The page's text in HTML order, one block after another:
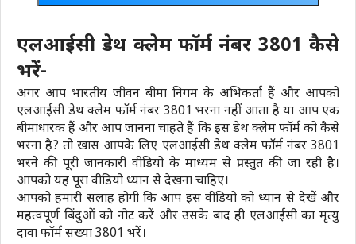
एलआईसी डेथ क्लेम फॉर्म नंबर 3801 कैसे
भरें-
अगर आप भारतीय जीवन बीमा निगम के अभिकर्ता हैं और आपको
एलआईसी डेथ क्लेम फॉर्म नंबर 3801 भरना नहीं आता है या आप एक
बीमाधारक हैं और आप जानना चाहते हैं कि इस डेथ क्लेम फॉर्म को कैसे
भरना है? तो खास आपके लिए एलआईसी डेथ क्लेम फॉर्म नंबर 3801
भरने की पूरी जानकारी वीडियो के माध्यम से प्रस्तुत की जा रही है।
आपको यह पूरा वीडियो ध्यान से देखना चाहिए।
आपको हमारी सलाह होगी कि आप इस वीडियो को ध्यान से देखें और
महत्वपूर्ण बिंदुओं को नोट करें और उसके बाद ही एलआईसी का मृत्यु
दावा फॉर्म संख्या 3801 भरें।